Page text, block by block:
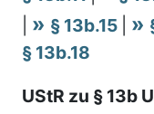
§ 13b.15
§ 13b.18
UStR zu § 13b